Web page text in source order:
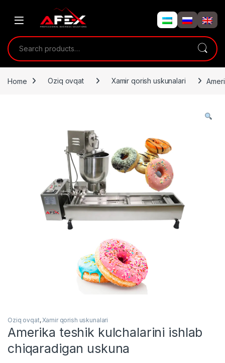
Search for:
Home Oziq ovqat Xamir qorish uskunalari
Oziq ovqat, Xamir qorish uskunalari
Amerika teshik kulchalarini ishlab
chiqaradigan uskuna